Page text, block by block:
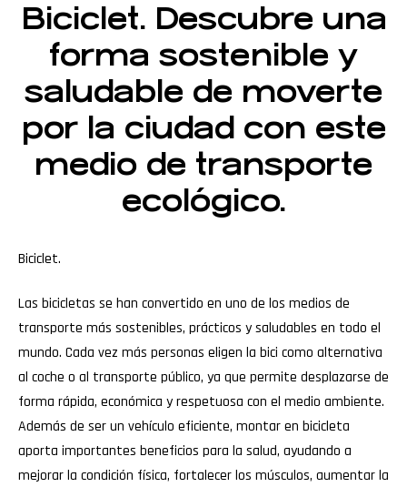
Biciclet. Descubre una
forma sostenible y
saludable de moverte
por la ciudad con este
medio de transporte
ecológico.
Biciclet.
Las bicicletas se han convertido en uno de los medios de
transporte más sostenibles, prácticos y saludables en todo el
mundo. Cada vez más personas eligen la bici como alternativa
al coche o al transporte público, ya que permite desplazarse de
forma rápida, económica y respetuosa con el medio ambiente.
Además de ser un vehículo eficiente, montar en bicicleta
aporta importantes beneficios para la salud, ayudando a
mejorar la condición física, fortalecer los músculos, aumentar la